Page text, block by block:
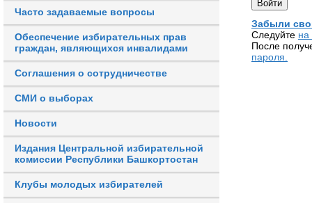
Часто задаваемые вопросы
Обеспечение избирательных прав
граждан, являющихся инвалидами
Соглашения о сотрудничестве
СМИ о выборах
Новости
Издания Центральной избирательной
комиссии Республики Башкортостан
Клубы молодых избирателей
Забыли
Следуйте на
После
пароля.